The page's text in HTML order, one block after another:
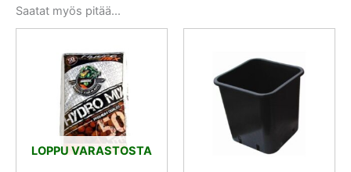
Saatat myös pitää...
LOPPU VARASTOSTA